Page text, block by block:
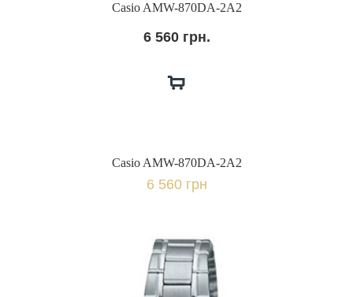
Casio AMW-870DA-2A2
6 560 грн.
Casio AMW-870DA-2A2
6 560 грн